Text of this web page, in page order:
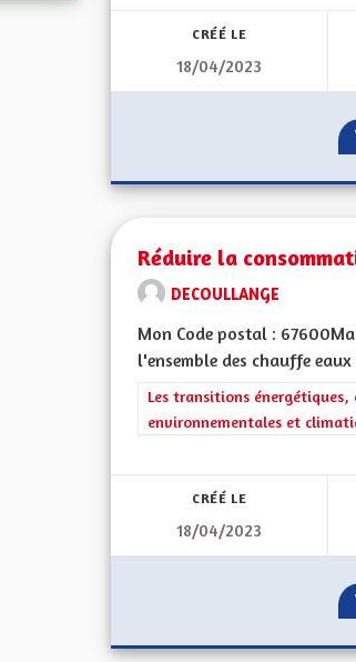
CRÉÉ LE
18/04/2023
Réduire la
DECOULLANGE
Mon Code postal :
l'ensemble des chauffe
Filtrer les résultats de la
Les transitions énergétiques,
environnementales et
CRÉÉ LE
18/04/2023